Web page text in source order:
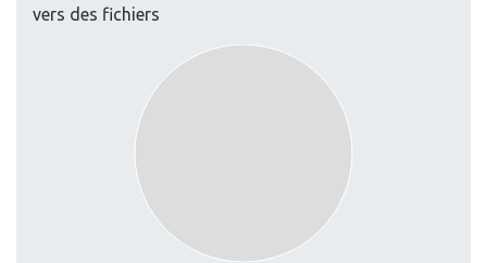
vers des fichiers